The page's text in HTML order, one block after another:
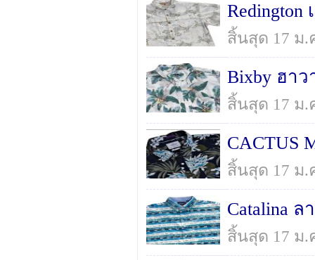
สิ้นสุด 17 ม.
สิ้นสุด 17 ม.
สิ้นสุด 17 ม.
Catalina
สิ้นสุด 17 ม.